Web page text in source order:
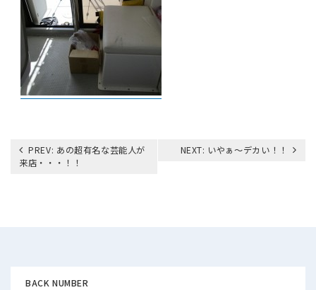
投
PREV: あの超有名な芸能人が
来店・・・！！
NEXT: いやぁ～デカい！！
BACK NUMBER